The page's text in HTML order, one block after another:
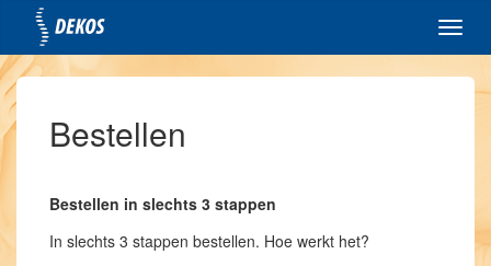
Bestellen
Bestellen in slechts 3 stappen
In slechts 3 stappen bestellen. Hoe werkt het?